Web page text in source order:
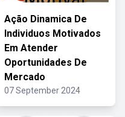
Ação Dinamica De
Individuos Motivados
Em Atender
Oportunidades De
Mercado
07 September 2024